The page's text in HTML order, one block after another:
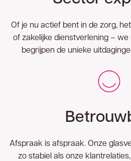
Of je nu actief bent in de zorg,
of zakelijke dienstverlening –
begrijpen de unieke
Afspraak is afspraak. Onze
zo stabiel als onze